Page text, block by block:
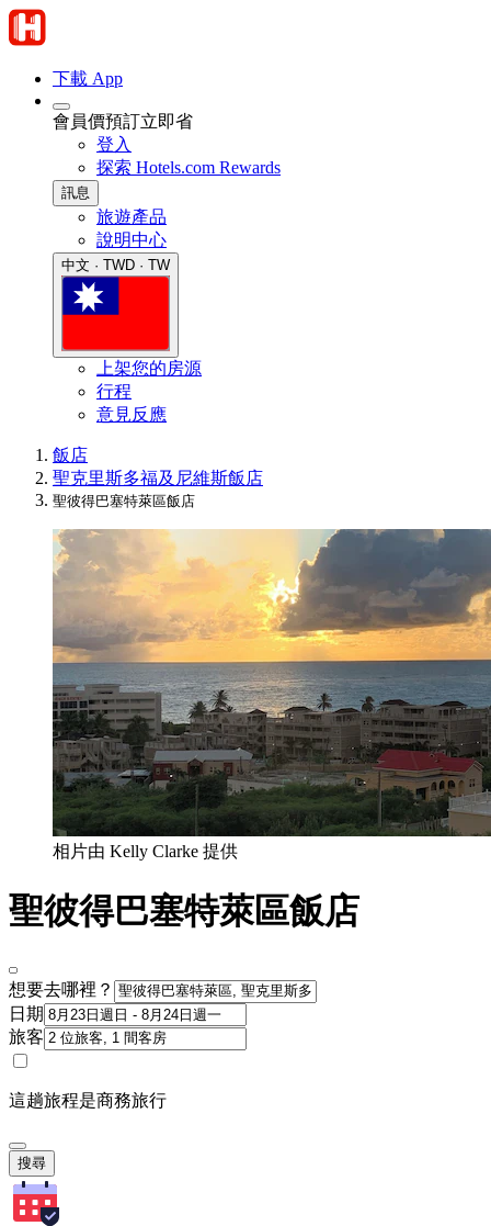
下載 App
會員價預訂立即省
登入
探索 Hotels.com Rewards
訊息
旅遊產品
說明中心
中文 · TWD · TW
上架您的房源
行程
意見反應
飯店
聖克里斯多福及尼維斯飯店
聖彼得巴塞特萊區飯店
相片由 Kelly Clarke 提供
聖彼得巴塞特萊區飯店
想要去哪裡？
日期
旅客
這趟旅程是商務旅行
搜尋